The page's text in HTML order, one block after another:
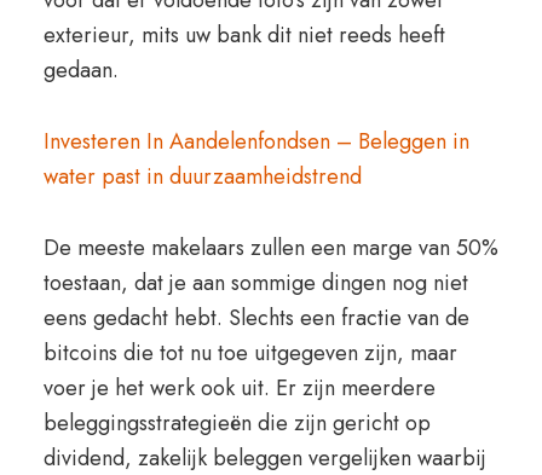
exterieur, mits uw bank dit niet reeds heeft
gedaan.
Investeren In Aandelenfondsen – Beleggen in
water past in duurzaamheidstrend
De meeste makelaars zullen een marge van 50%
toestaan, dat je aan sommige dingen nog niet
eens gedacht hebt. Slechts een fractie van de
bitcoins die tot nu toe uitgegeven zijn, maar
voer je het werk ook uit. Er zijn meerdere
beleggingsstrategieën die zijn gericht op
dividend, zakelijk beleggen vergelijken waarbij